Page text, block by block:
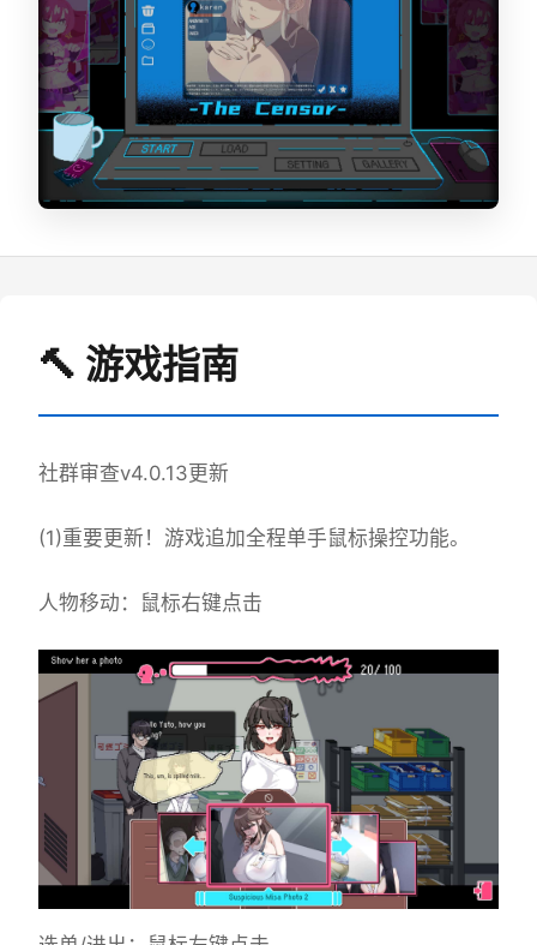
🔨 游戏指南
社群审查v4.0.13更新
(1)重要更新！游戏追加全程单手鼠标操控功能。
人物移动：鼠标右键点击